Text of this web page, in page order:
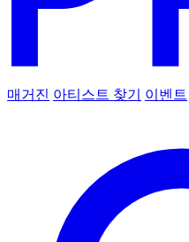
매거진 아티스트 찾기 이벤트